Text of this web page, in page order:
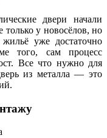
двери начали
у новосёлов, но
уже достаточно
того, сам процесс
Все что нужно для
из металла — это